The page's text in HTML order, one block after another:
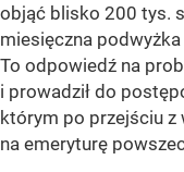
objąć blisko 200 tys.
miesięczna
To odpowiedź na
i prowadził do
którym po przejściu z
na emeryturę